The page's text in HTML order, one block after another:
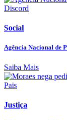
Social
Agência Nacional de
Saiba Mais
Justiça